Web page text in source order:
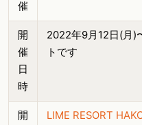
催
開
催
日
時
2022年9月12日(月)
トです
開
LIME RESORT